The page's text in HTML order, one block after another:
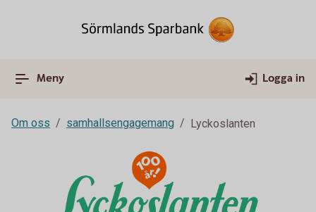
Meny Logga in
Om oss samhallsengagemang Lyckoslanten